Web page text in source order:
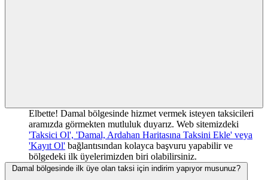
Elbette! Damal bölgesinde hizmet vermek isteyen taksicileri
aramızda görmekten mutluluk duyarız. Web sitemizdeki
'Taksici Ol', 'Damal, Ardahan Haritasına Taksini Ekle' veya
'Kayıt Ol' bağlantısından kolayca başvuru yapabilir ve
bölgedeki ilk üyelerimizden biri olabilirsiniz.
Damal bölgesinde ilk üye olan taksi için indirim yapıyor musunuz?